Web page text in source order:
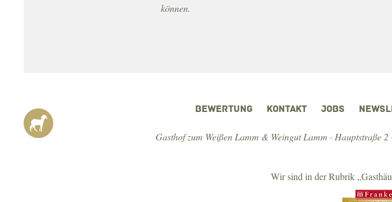
können.
BEWERTUNG KONTAKT JOBS
Gasthof zum Weißen Lamm & Weingut Lamm · Hauptstraße 2
Wir sind in der Rubrik